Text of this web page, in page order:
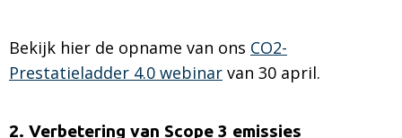
Bekijk hier de opname van ons CO2-
Prestatieladder 4.0 webinar van 30 april.
2. Verbetering van Scope 3 emissies